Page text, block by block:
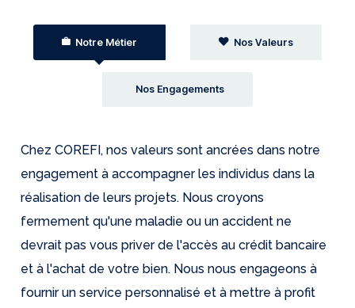
Notre Métier Nos Valeurs
Nos Engagements
Chez COREFI, nos valeurs sont ancrées dans notre
engagement à accompagner les individus dans la
réalisation de leurs projets. Nous croyons
fermement qu'une maladie ou un accident ne
devrait pas vous priver de l'accès au crédit bancaire
et à l'achat de votre bien. Nous nous engageons à
fournir un service personnalisé et à mettre à profit